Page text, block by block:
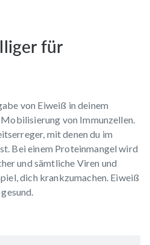
für
von Eiweiß in deinem
von Immunzellen.
mit denen du im
Bei einem Proteinmangel wird
und sämtliche Viren und
dich krankzumachen. Eiweiß